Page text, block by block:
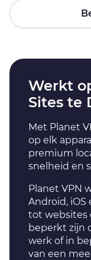
Werkt
Sites te
Met Planet
op elk
premium
snelheid en
Planet VPN
Android, iOS
tot websites
beperkt zijn
werk of in
van een